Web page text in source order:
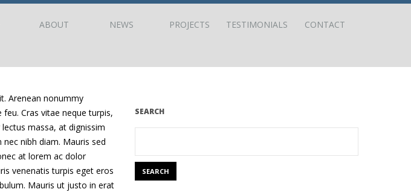
ABOUT NEWS PROJECTS TESTIMONIALS CONTACT
Arenean nonummy
Cras vitae neque turpis,
massa, at dignissim
nibh diam. Mauris sed
at lorem ac dolor
venenatis turpis eget eros
Mauris ut justo in erat
SEARCH